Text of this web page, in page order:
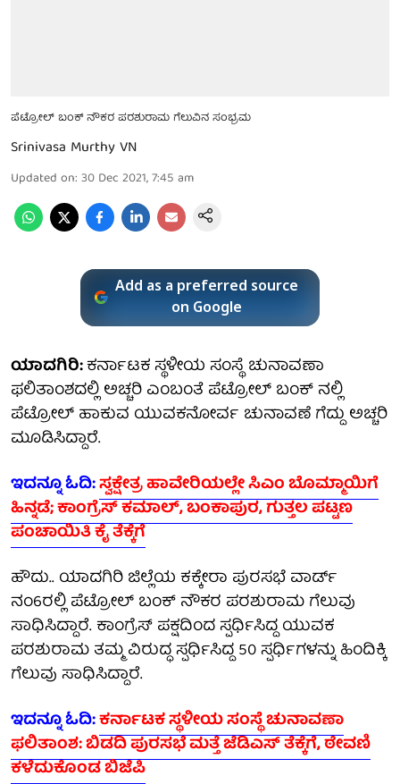
ಪೆಟ್ರೋಲ್ ಬಂಕ್ ನೌಕರ ಪರಶುರಾಮ ಗೆಲುವಿನ ಸಂಭ್ರಮ
Srinivasa Murthy VN
Updated on: 30 Dec 2021, 7:45 am
Add as a preferred source
on Google
ಯಾದಗಿರಿ:ಕರ್ನಾಟಕ ಸ್ಥಳೀಯ ಸಂಸ್ಥೆ ಚುನಾವಣಾ
ಫಲಿತಾಂಶದಲ್ಲಿ ಅಚ್ಚರಿ ಎಂಬಂತೆ ಪೆಟ್ರೋಲ್ ಬಂಕ್ ನಲ್ಲಿ
ಪೆಟ್ರೋಲ್ ಹಾಕುವ ಯುವಕನೋರ್ವ ಚುನಾವಣೆ ಗೆದ್ದು ಅಚ್ಚರಿ
ಮೂಡಿಸಿದ್ದಾರೆ.
ಇದನ್ನೂ ಓದಿ:ಸ್ವಕ್ಷೇತ್ರ ಹಾವೇರಿಯಲ್ಲೇ ಸಿಎಂ ಬೊಮ್ಮಾಯಿಗೆ
ಹಿನ್ನಡೆ; ಕಾಂಗ್ರೆಸ್ ಕಮಾಲ್, ಬಂಕಾಪುರ, ಗುತ್ತಲ ಪಟ್ಟಣ
ಪಂಚಾಯಿತಿ ಕೈ ತೆಕ್ಕೆಗೆ
ಹೌದು.. ಯಾದಗಿರಿ ಜಿಲ್ಲೆಯ ಕಕ್ಕೇರಾ ಪುರಸಭೆ ವಾರ್ಡ್
ನಂ6ರಲ್ಲಿ ಪೆಟ್ರೋಲ್ ಬಂಕ್ ನೌಕರ ಪರಶುರಾಮ ಗೆಲುವು
ಸಾಧಿಸಿದ್ದಾರೆ. ಕಾಂಗ್ರೆಸ್ ಪಕ್ಷದಿಂದ ಸ್ಪರ್ಧಿಸಿದ್ದ ಯುವಕ
ಪರಶುರಾಮ ತಮ್ಮ ವಿರುದ್ಧ ಸ್ಪರ್ಧಿಸಿದ್ದ 50 ಸ್ಪರ್ಧಿಗಳನ್ನು ಹಿಂದಿಕ್ಕಿ
ಗೆಲುವು ಸಾಧಿಸಿದ್ದಾರೆ.
ಇದನ್ನೂ ಓದಿ:ಕರ್ನಾಟಕ ಸ್ಥಳೀಯ ಸಂಸ್ಥೆ ಚುನಾವಣಾ
ಫಲಿತಾಂಶ: ಬಿಡದಿ ಪುರಸಭೆ ಮತ್ತೆ ಜೆಡಿಎಸ್ ತೆಕ್ಕೆಗೆ, ಠೇವಣಿ
ಕಳೆದುಕೊಂಡ ಬಿಜೆಪಿ